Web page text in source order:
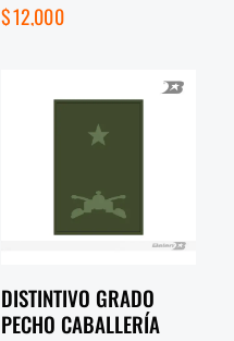
$12,000
DISTINTIVO GRADO
PECHO CABALLERÍA